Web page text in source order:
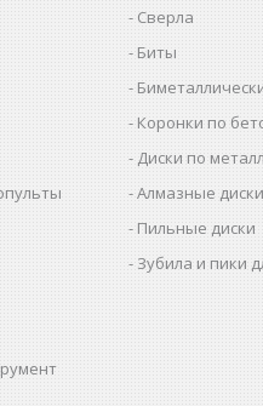
Сверла
Биты
Коронки по
Диски по
Алмазные диски
Пильные диски
Зубила и пики